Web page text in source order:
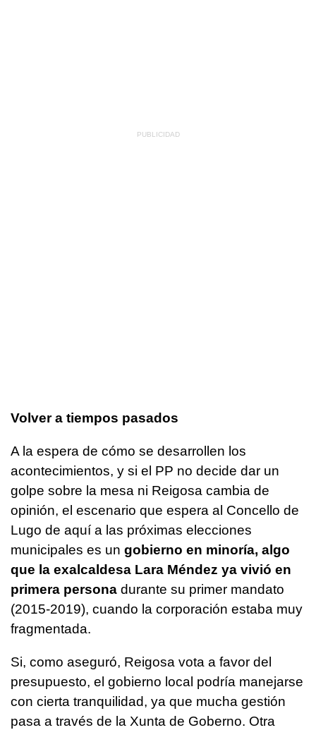
Volver a tiempos pasados
A la espera de cómo se desarrollen los
acontecimientos, y si el PP no decide dar un
golpe sobre la mesa ni Reigosa cambia de
opinión, el escenario que espera al Concello de
Lugo de aquí a las próximas elecciones
municipales es un gobierno en minoría, algo
que la exalcaldesa Lara Méndez ya vivió en
primera persona durante su primer mandato
(2015-2019), cuando la corporación estaba muy
fragmentada.
Si, como aseguró, Reigosa vota a favor del
presupuesto, el gobierno local podría manejarse
con cierta tranquilidad, ya que mucha gestión
pasa a través de la Xunta de Goberno. Otra